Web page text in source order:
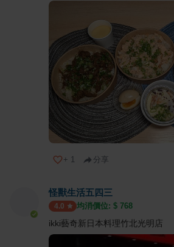
+ 1 分享
怪獸生活五四三
4.0 均消價位: $ 768
ikki藝奇新日本料理竹北光明店